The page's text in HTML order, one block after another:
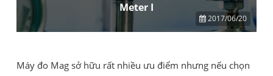
Meter I
2017/06/20
Máy đo Mag sở hữu rất nhiều ưu điểm nhưng nếu chọn